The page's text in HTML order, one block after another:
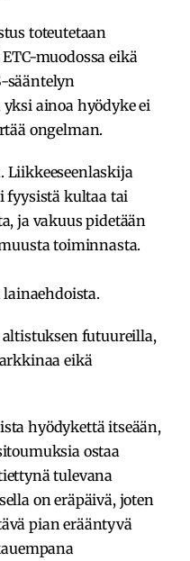
toteutetaan
muodossa eikä
sääntelyn
ainoa hyödyke ei
ongelman.
Liikkeeseenlaskija
fyysistä kultaa tai
ja vakuus pidetään
toiminnasta.
altistuksen futuureilla,
eikä
hyödykettä itseään,
ostaa
tulevana
on eräpäivä, joten
pian erääntyvä